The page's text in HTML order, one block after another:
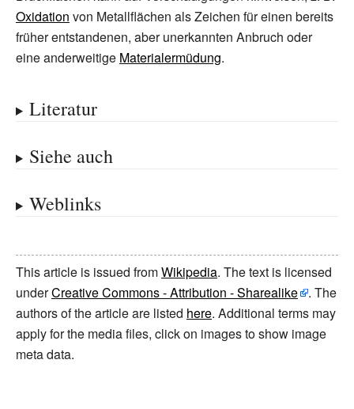
Oxidation von Metallflächen als Zeichen für einen bereits
früher entstandenen, aber unerkannten Anbruch oder
eine anderweitige Materialermüdung.
Literatur
Siehe auch
Weblinks
This article is issued fromWikipedia. The text is licensed
underCreative Commons - Attribution - Sharealike
. The
authors of the article are listed here. Additional terms may
apply for the media files, click on images to show image
meta data.